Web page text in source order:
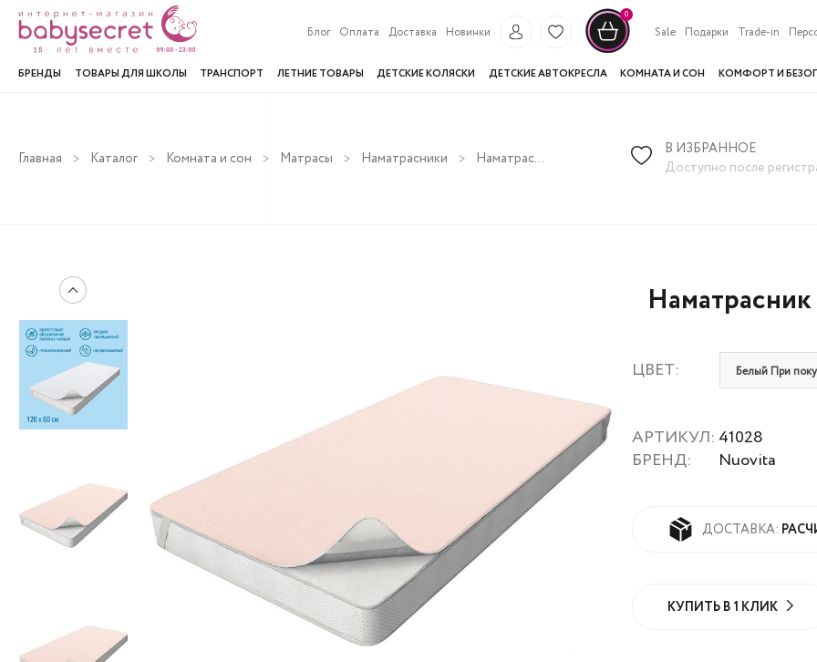
Блог Оплата Доставка Новинки
0
Sale Подарки Trade-in
БРЕНДЫ ТОВАРЫ ДЛЯ ШКОЛЫ ТРАНСПОРТ ЛЕТНИЕ ТОВАРЫ ДЕТСКИЕ КОЛЯСКИ ДЕТСКИЕ АВТОКРЕСЛА КОМНАТА И СОН КОМФОРТ И
Главная Каталог Комната и сон Матрасы Наматрасники Наматрасник Nuovita на резинках 120х60 см
В ИЗБРАННОЕ
Доступно после
ЦВЕТ: Белый При
АРТИКУЛ:
БРЕНД:
41028
Nuovita
ДОСТАВКА:
КУПИТЬ В 1 КЛИК